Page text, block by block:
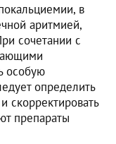
в
аритмией,
сочетании с
особую
определить
скорректировать
препараты